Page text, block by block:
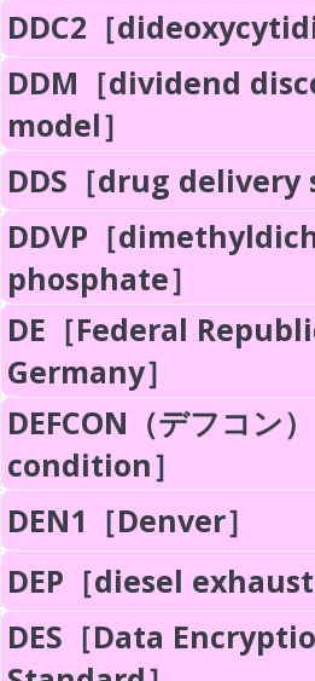
DDC2［
DDM［dividend
model］
DDS［drug delivery
DDVP［
phosphate］
DE［Federal
Germany］
DEFCON（デフコン
condition］
DEN1［Denver］
DEP［diesel
DES［Data